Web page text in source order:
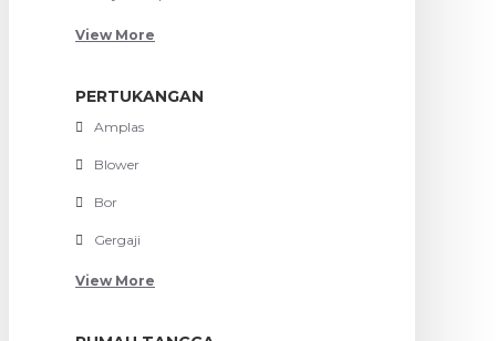
View More
PERTUKANGAN
Amplas
Blower
Bor
Gergaji
View More